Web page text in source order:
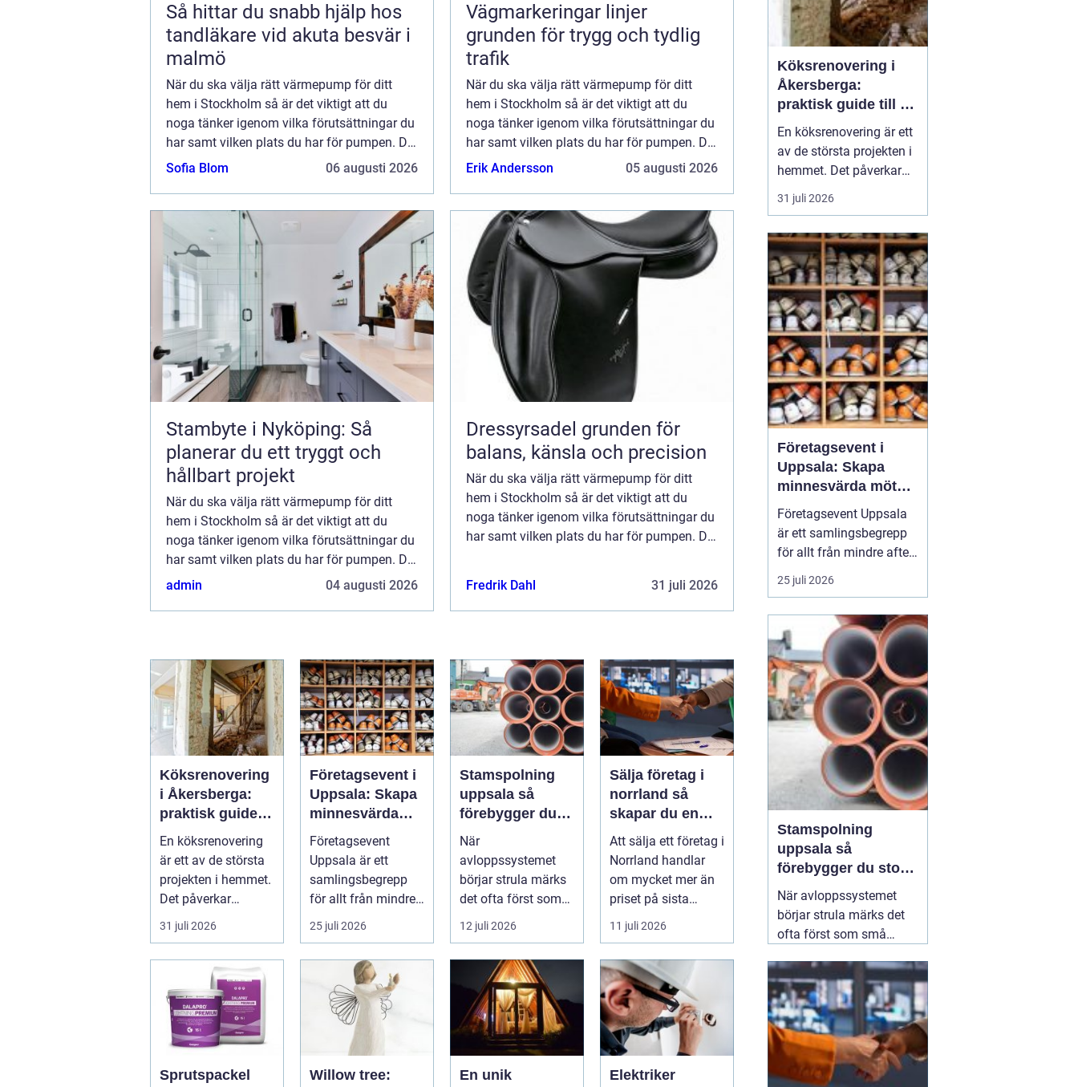
Så hittar du snabb hjälp hos
tandläkare vid akuta besvär i
malmö
När du ska välja rätt värmepump för ditt
hem i Stockholm så är det viktigt att du
noga tänker igenom vilka förutsättningar du
har samt vilken plats du har för pumpen. Du
bör även välja vilken typ av energikälla du
Sofia Blom 06 augusti 2026
Vägmarkeringar linjer
grunden för trygg och tydlig
trafik
När du ska välja rätt värmepump för ditt
hem i Stockholm så är det viktigt att du
noga tänker igenom vilka förutsättningar du
har samt vilken plats du har för pumpen. Du
bör även välja vilken typ av energikälla du
Erik Andersson 05 augusti 2026
Stambyte i Nyköping: Så
planerar du ett tryggt och
hållbart projekt
När du ska välja rätt värmepump för ditt
hem i Stockholm så är det viktigt att du
noga tänker igenom vilka förutsättningar du
har samt vilken plats du har för pumpen. Du
bör även välja vilken typ av energikälla du
admin 04 augusti 2026
Dressyrsadel grunden för
balans, känsla och precision
När du ska välja rätt värmepump för ditt
hem i Stockholm så är det viktigt att du
noga tänker igenom vilka förutsättningar du
har samt vilken plats du har för pumpen. Du
Fredrik Dahl 31 juli 2026
Köksrenovering
i Åkersberga:
praktisk guide
till ett smartare
kök
En köksrenovering
är ett av de största
projekten i hemmet.
Det påverkar
vardage...
31 juli 2026
Företagsevent i
Uppsala: Skapa
minnesvärda
möten som
bygger starkare
team
Företagsevent
Uppsala är ett
samlingsbegrepp
för allt från mindre
after work-tr...
25 juli 2026
Stamspolning
uppsala så
förebygger du
stopp och
vattenskador i
fastigheten
När
avloppssystemet
börjar strula märks
det ofta först som
små
långsam avrinning
12 juli 2026
Sälja företag i
norrland så
skapar du en
trygg och
lönsam affär
Att sälja ett företag i
Norrland handlar
om mycket mer än
priset på sista
raden. För många
11 juli 2026
Sprutspackel
Willow tree:
En unik
Elektriker
Köksrenovering i
Åkersberga:
praktisk guide till ett
smartare kök
En köksrenovering är ett
av de största projekten i
hemmet. Det påverkar
vardagen, hemmets
värde och hur hela
den som planerar
köksrenovering
Åkersberga gäller det att
kombinera smar...
31 juli 2026
Företagsevent i
Uppsala: Skapa
minnesvärda möten
som bygger
starkare team
Företagsevent Uppsala
är ett samlingsbegrepp
för allt från mindre after
work-träffar till större
konferenser och
Fyrishovs bowling är ett
exempel på hur en
genomtänkt miljö kan...
25 juli 2026
Stamspolning
uppsala så
förebygger du stopp
och vattenskador i
fastigheten
När avloppssystemet
börjar strula märks det
ofta först som små
långsam avrinning i kök
och badrum, bubblor i
handfatet eller en svag
men återkommande
avloppslukt. För många
fastighetsägare i